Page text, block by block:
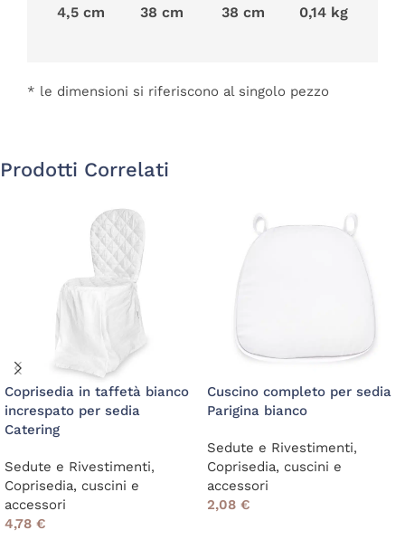
4,5 cm 38 cm 38 cm 0,14 kg
* le dimensioni si riferiscono al singolo pezzo
Prodotti Correlati
Coprisedia in taffetà bianco
increspato per sedia
Catering
Sedute e Rivestimenti,
Coprisedia, cuscini e
accessori
4,78 €
Cuscino completo per sedia
Parigina bianco
Sedute e Rivestimenti,
Coprisedia, cuscini e
accessori
2,08 €